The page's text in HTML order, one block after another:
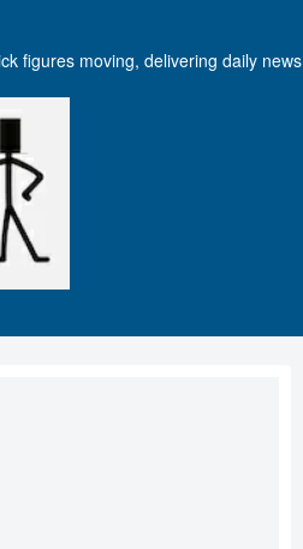
figures moving, delivering daily news